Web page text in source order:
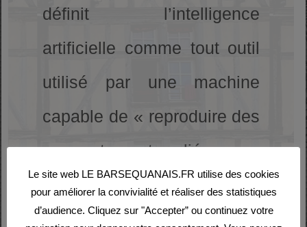
définit l’intelligence
artificielle comme tout outil
utilisé par une machine
capable de « reproduire des
comportements liés aux
humains, tels que le
raisonnement, la
Le site web LE BARSEQUANAIS.FR utilise des cookies
pour améliorer la convivialité et réaliser des statistiques
d’audience. Cliquez sur "Accepter” ou continuez votre